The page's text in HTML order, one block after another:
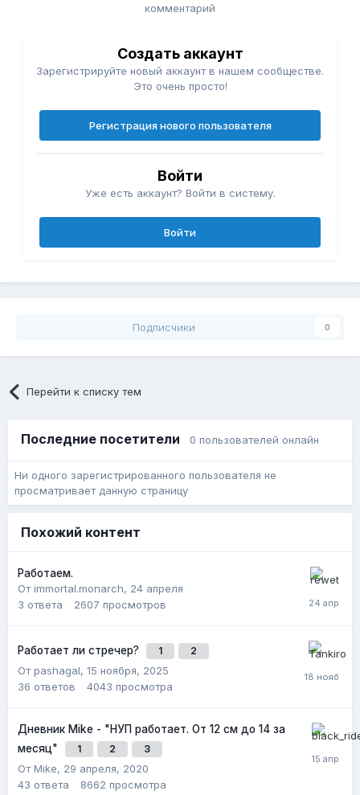
комментарий
Создать аккаунт
Зарегистрируйте новый аккаунт в нашем сообществе.
Это очень просто!
Регистрация нового пользователя
Войти
Уже есть аккаунт? Войти в систему.
Войти
Подписчики 0
Перейти к списку тем
Последние посетители 0 пользователей онлайн
Ни одного зарегистрированного пользователя не
просматривает данную страницу
Похожий контент
Работаем.
От immortal.monarch, 24 апреля
3 ответа 2607 просмотров
Работает ли стречер? 1 2
От pashagal, 15 ноября, 2025
36 ответов 4043 просмотра
Дневник Mike - "НУП работает. От 12 см до 14 за
месяц"
1 2 3
От Mike, 29 апреля, 2020
43 ответа 8662 просмотра